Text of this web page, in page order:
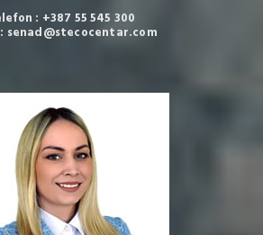
: +387 55 545 300
senad@stecocentar.com